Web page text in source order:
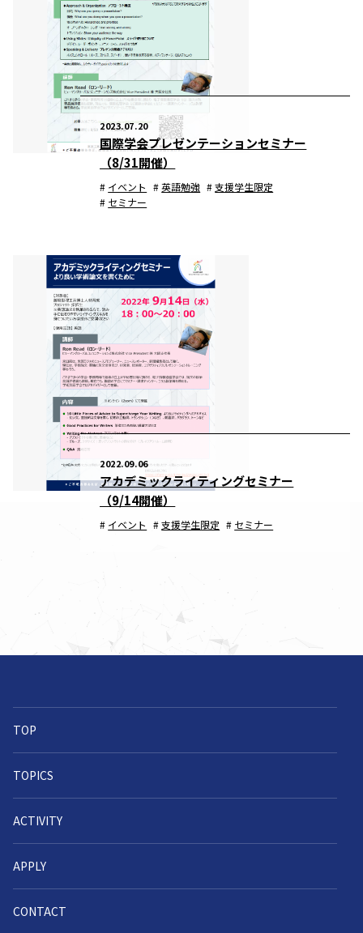
2023.07.20
国際学会プレゼンテーションセミナー
（8/31開催）
イベント 英語勉強
支援学生限定
セミナー
2022.09.06
アカデミックライティングセミナー
（9/14開催）
イベント 支援学生限定 セミナー
TOP
TOPICS
ACTIVITY
APPLY
CONTACT